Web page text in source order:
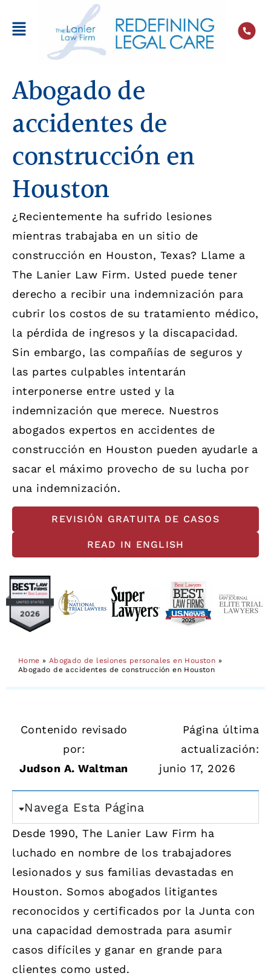
Abogado de
accidentes de
construcción en
Houston
¿Recientemente ha sufrido lesiones
mientras trabajaba en un sitio de
construcción en Houston, Texas? Llame a
The Lanier Law Firm. Usted puede tener
derecho a recibir una indemnización para
cubrir los costos de su tratamiento médico,
la pérdida de ingresos y la discapacidad.
Sin embargo, las compañías de seguros y
las partes culpables intentarán
interponerse entre usted y la
indemnización que merece. Nuestros
abogados expertos en accidentes de
construcción en Houston pueden ayudarle a
sacar el máximo provecho de su lucha por
una indemnización.
REVISIÓN GRATUITA DE CASOS
READ IN ENGLISH
Home » Abogado de lesiones personales en Houston »
Abogado de accidentes de construcción en Houston
Contenido revisado
por:
Judson A. Waltman
Página última
actualización:
junio 17, 2026
Navega Esta Página
Desde 1990, The Lanier Law Firm ha
luchado en nombre de los trabajadores
lesionados y sus familias devastadas en
Houston. Somos abogados litigantes
reconocidos y certificados por la Junta con
una capacidad demostrada para asumir
casos difíciles y ganar en grande para
clientes como usted.